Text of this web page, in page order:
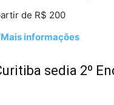
de R$ 200
informações
sedia 2º